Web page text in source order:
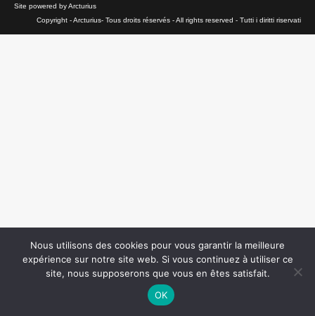
Site powered by Arcturius
Copyright - Arcturius- Tous droits réservés - All rights reserved - Tutti i diritti riservati
Nous utilisons des cookies pour vous garantir la meilleure
expérience sur notre site web. Si vous continuez à utiliser ce
site, nous supposerons que vous en êtes satisfait.
OK